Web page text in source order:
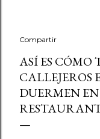
Compartir
ASÍ ES CÓMO
DUERMEN